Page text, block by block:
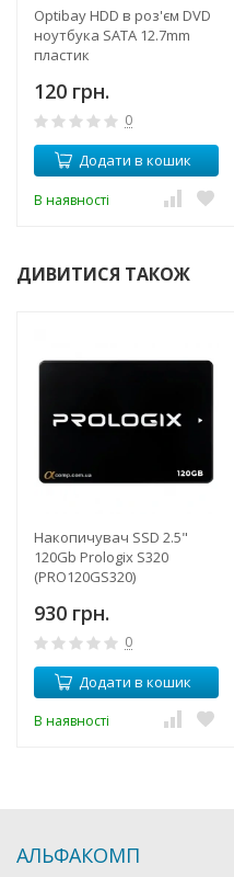
Optibay HDD в роз'єм DVD
ноутбука SATA 12.7mm
пластик
120 грн.
0
Додати в кошик
В наявності
ДИВИТИСЯ ТАКОЖ
Накопичувач SSD 2.5"
120Gb Prologix S320
(PRO120GS320)
930 грн.
0
Додати в кошик
В наявності
АЛЬФАКОМП